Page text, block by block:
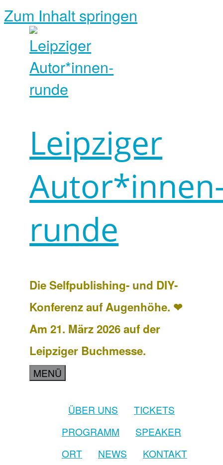
Zum Inhalt springen
Leipziger
runde
Die Selfpublishing- und DIY-
Konferenz auf Augenhöhe. ❤
Am 21. März 2026 auf der
Leipziger Buchmesse.
MENÜ
ÜBER UNS
TICKETS
PROGRAMM
SPEAKER
ORT
NEWS
KONTAKT